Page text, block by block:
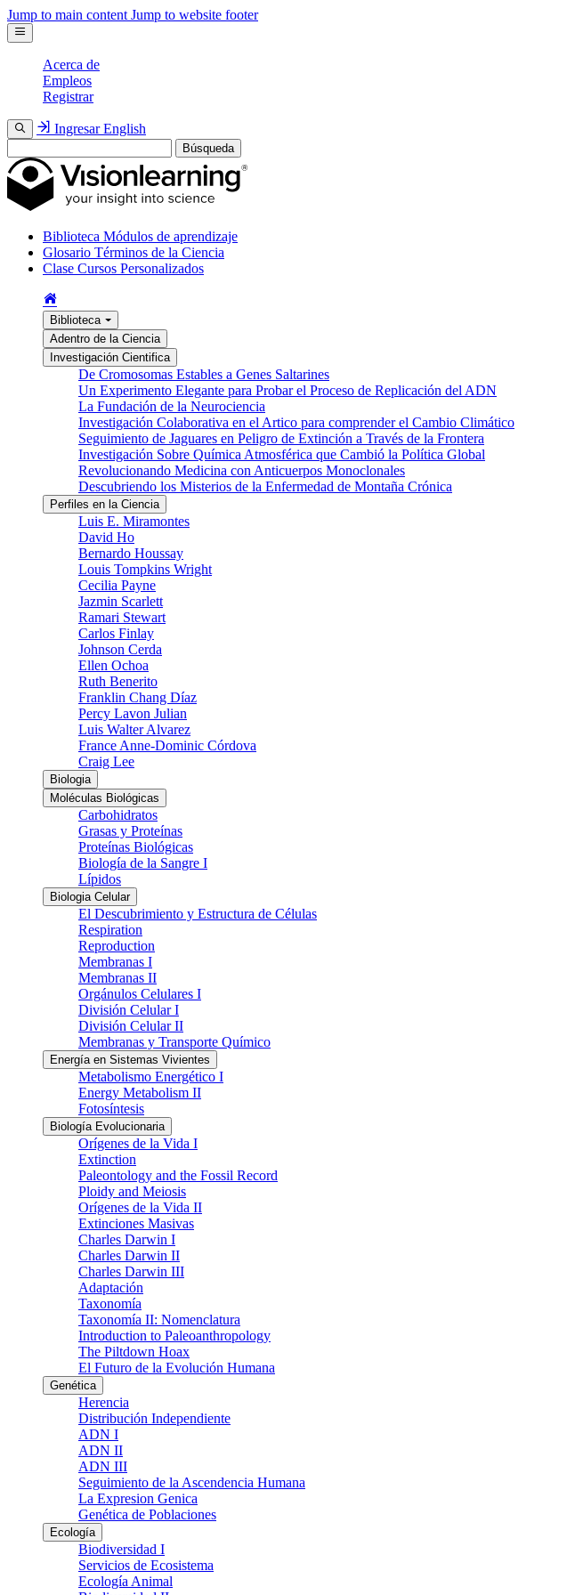
Jump to main content Jump to website footer
Acerca de
Empleos
Registrar
Ingresar English
Búsqueda
Biblioteca Módulos de aprendizaje
Glosario Términos de la Ciencia
Clase Cursos Personalizados
Biblioteca
Adentro de la Ciencia
Investigación Cientifica
De Cromosomas Estables a Genes Saltarines
Un Experimento Elegante para Probar el Proceso de Replicación del ADN
La Fundación de la Neurociencia
Investigación Colaborativa en el Artico para comprender el Cambio Climático
Seguimiento de Jaguares en Peligro de Extinción a Través de la Frontera
Investigación Sobre Química Atmosférica que Cambió la Política Global
Revolucionando Medicina con Anticuerpos Monoclonales
Descubriendo los Misterios de la Enfermedad de Montaña Crónica
Perfiles en la Ciencia
Luis E. Miramontes
David Ho
Bernardo Houssay
Louis Tompkins Wright
Cecilia Payne
Jazmin Scarlett
Ramari Stewart
Carlos Finlay
Johnson Cerda
Ellen Ochoa
Ruth Benerito
Franklin Chang Díaz
Percy Lavon Julian
Luis Walter Alvarez
France Anne-Dominic Córdova
Craig Lee
Biologia
Moléculas Biológicas
Carbohidratos
Grasas y Proteínas
Proteínas Biológicas
Biología de la Sangre I
Lípidos
Biologia Celular
El Descubrimiento y Estructura de Células
Respiration
Reproduction
Membranas I
Membranas II
Orgánulos Celulares I
División Celular I
División Celular II
Membranas y Transporte Químico
Energía en Sistemas Vivientes
Metabolismo Energético I
Energy Metabolism II
Fotosíntesis
Biología Evolucionaria
Orígenes de la Vida I
Extinction
Paleontology and the Fossil Record
Ploidy and Meiosis
Orígenes de la Vida II
Extinciones Masivas
Charles Darwin I
Charles Darwin II
Charles Darwin III
Adaptación
Taxonomía
Taxonomía II: Nomenclatura
Introduction to Paleoanthropology
The Piltdown Hoax
El Futuro de la Evolución Humana
Genética
Herencia
Distribución Independiente
ADN I
ADN II
ADN III
Seguimiento de la Ascendencia Humana
La Expresion Genica
Genética de Poblaciones
Ecología
Biodiversidad I
Servicios de Ecosistema
Ecología Animal